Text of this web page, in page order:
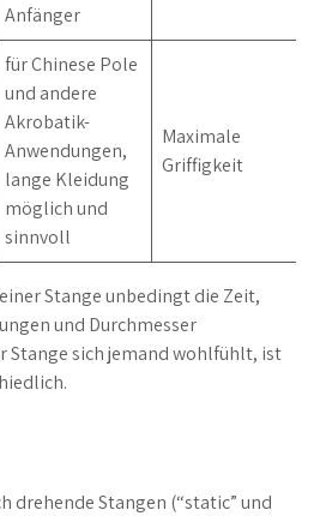
Anfänger
für Chinese Pole
und andere
Akrobatik-
Anwendungen,
lange Kleidung
möglich und
sinnvoll
Maximale
Griffigkeit
Stange unbedingt die Zeit,
und Durchmesser
Stange sich jemand wohlfühlt, ist
drehende Stangen (“static” und